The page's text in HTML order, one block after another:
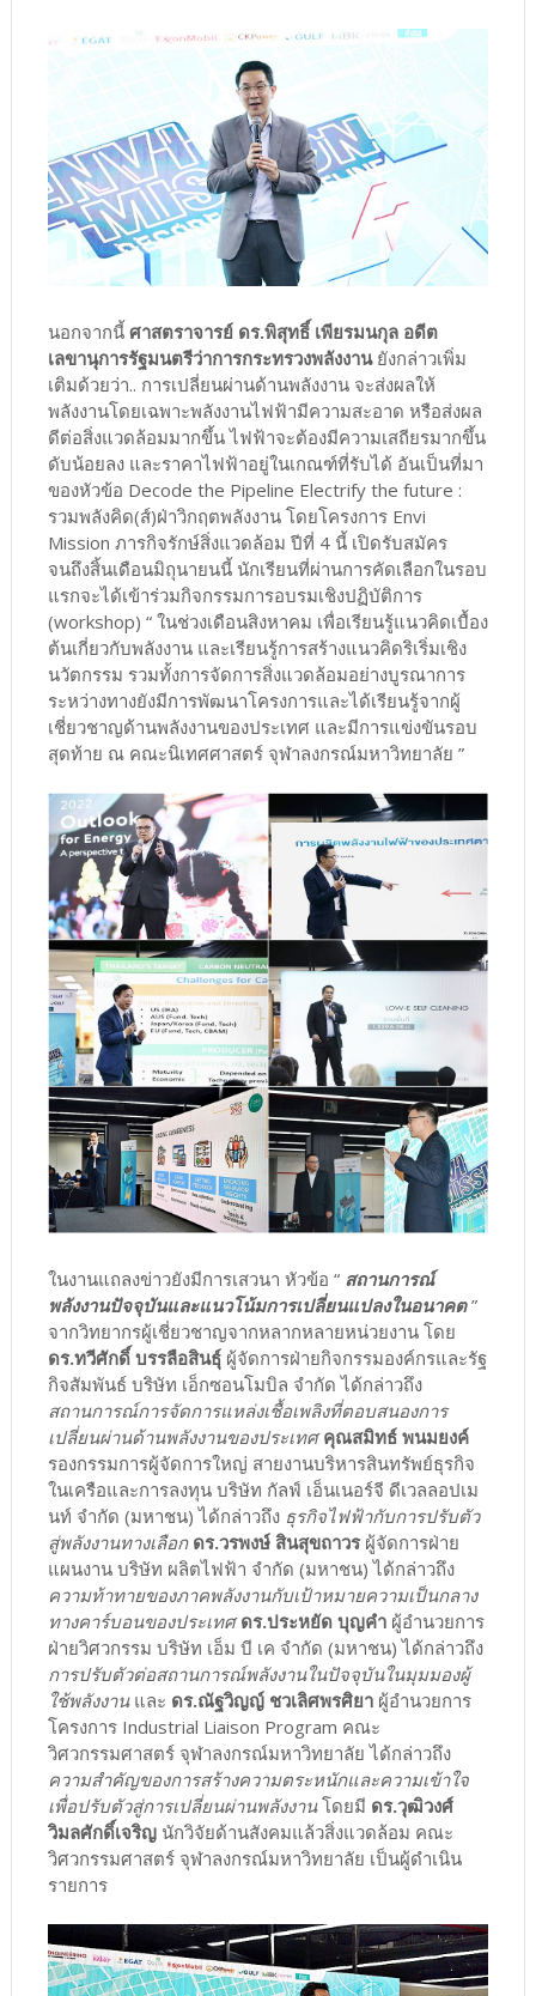
นอกจากนี้ ศาสตราจารย์ ดร.พิสุทธิ์ เพียรมนกุล อดีต
เลขานุการรัฐมนตรีว่าการกระทรวงพลังงานยังกล่าวเพิ่ม
เติมด้วยว่า.. การเปลี่ยนผ่านด้านพลังงาน จะส่งผลให้
พลังงานโดยเฉพาะพลังงานไฟฟ้ามีความสะอาด หรือส่งผล
ดีต่อสิ่งแวดล้อมมากขึ้น ไฟฟ้าจะต้องมีความเสถียรมากขึ้น
ดับน้อยลง และราคาไฟฟ้าอยู่ในเกณฑ์ที่รับได้ อันเป็นที่มา
ของหัวข้อ Decode the Pipeline Electrify the future :
รวมพลังคิด(ส์)ฝ่าวิกฤตพลังงาน โดยโครงการ Envi
Mission ภารกิจรักษ์สิ่งแวดล้อม ปีที่ 4 นี้ เปิดรับสมัคร
จนถึงสิ้นเดือนมิถุนายนนี้ นักเรียนที่ผ่านการคัดเลือกในรอบ
แรกจะได้เข้าร่วมกิจกรรมการอบรมเชิงปฏิบัติการ
(workshop) “ ในช่วงเดือนสิงหาคม เพื่อเรียนรู้แนวคิดเบื้อง
ต้นเกี่ยวกับพลังงาน และเรียนรู้การสร้างแนวคิดริเริ่มเชิง
นวัตกรรม รวมทั้งการจัดการสิ่งแวดล้อมอย่างบูรณาการ
ระหว่างทางยังมีการพัฒนาโครงการและได้เรียนรู้จากผู้
เชี่ยวชาญด้านพลังงานของประเทศ และมีการแข่งขันรอบ
สุดท้าย ณ คณะนิเทศศาสตร์ จุฬาลงกรณ์มหาวิทยาลัย ”
ในงานแถลงข่าวยังมีการเสวนา หัวข้อ “สถานการณ์
พลังงานปัจจุบันและแนวโน้มการเปลี่ยนแปลงในอนาคต”
จากวิทยากรผู้เชี่ยวชาญจากหลากหลายหน่วยงาน โดย
ดร.ทวีศักดิ์ บรรลือสินธุ์ ผู้จัดการฝ่ายกิจกรรมองค์กรและรัฐ
กิจสัมพันธ์ บริษัท เอ็กซอนโมบิล จำกัด ได้กล่าวถึง
สถานการณ์การจัดการแหล่งเชื้อเพลิงที่ตอบสนองการ
เปลี่ยนผ่านด้านพลังงานของประเทศ คุณสมิทธ์ พนมยงค์
รองกรรมการผู้จัดการใหญ่ สายงานบริหารสินทรัพย์ธุรกิจ
ในเครือและการลงทุน บริษัท กัลฟ์ เอ็นเนอร์จี ดีเวลลอปเม
นท์ จำกัด (มหาชน) ได้กล่าวถึง ธุรกิจไฟฟ้ากับการปรับตัว
สู่พลังงานทางเลือก ดร.วรพงษ์ สินสุขถาวรผู้จัดการฝ่าย
แผนงาน บริษัท ผลิตไฟฟ้า จำกัด (มหาชน) ได้กล่าวถึง
ความท้าทายของภาคพลังงานกับเป้าหมายความเป็นกลาง
ทางคาร์บอนของประเทศ ดร.ประหยัด บุญคำผู้อำนวยการ
ฝ่ายวิศวกรรม บริษัท เอ็ม บี เค จำกัด (มหาชน) ได้กล่าวถึง
การปรับตัวต่อสถานการณ์พลังงานในปัจจุบันในมุมมองผู้
ใช้พลังงานและ ดร.ณัฐวิญญ์ ชวเลิศพรศิยาผู้อำนวยการ
โครงการ Industrial Liaison Program คณะ
วิศวกรรมศาสตร์ จุฬาลงกรณ์มหาวิทยาลัย ได้กล่าวถึง
ความสำคัญของการสร้างความตระหนักและความเข้าใจ
เพื่อปรับตัวสู่การเปลี่ยนผ่านพลังงานโดยมี ดร.วุฒิวงศ์
วิมลศักดิ์เจริญ นักวิจัยด้านสังคมแล้วสิ่งแวดล้อม คณะ
วิศวกรรมศาสตร์ จุฬาลงกรณ์มหาวิทยาลัย เป็นผู้ดำเนิน
รายการ